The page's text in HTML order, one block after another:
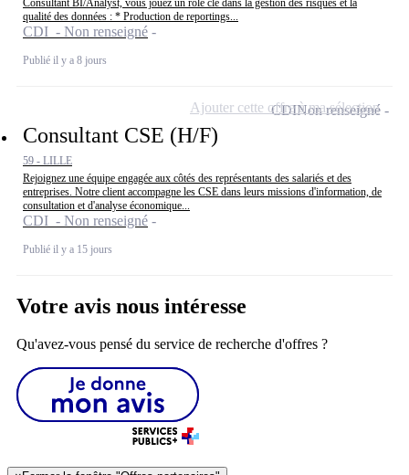
qualité des données : * Production de reportings...
CDI - Non renseigné
Publié il y a 8 jours
Consultant CSE (H/F)
59 - LILLE
Rejoignez une équipe engagée aux côtés des représentants des salariés et des
entreprises. Notre client accompagne les CSE dans leurs missions d'information, de
consultation et d'analyse économique...
CDI - Non renseigné
Publié il y a 15 jours
CDINon renseigné
Ajouter cette offre à ma sélection
Votre avis nous intéresse
Qu'avez-vous pensé du service de recherche d'offres ?